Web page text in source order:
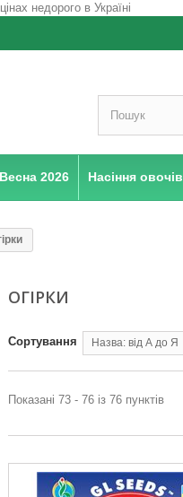
2026 Насіння овочів
ОГІРКИ
Сортування Назва: від А до Я
Показані 73 - 76 із 76 пунктів